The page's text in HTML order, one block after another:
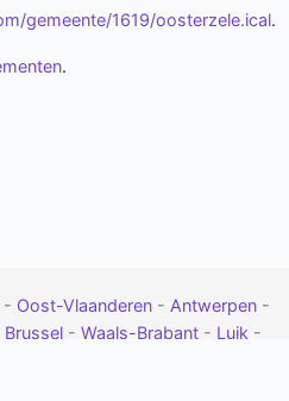
gemeente/1619/oosterzele.ical.
.
- Oost-Vlaanderen - Antwerpen -
Brussel - Waals-Brabant - Luik -